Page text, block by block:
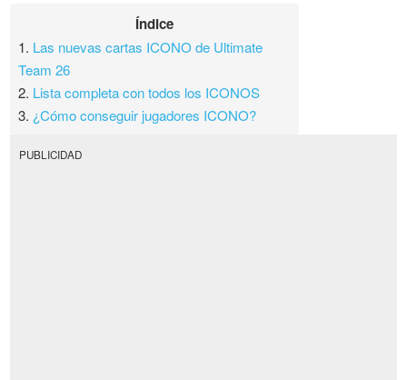
Índice
1. Las nuevas cartas ICONO de Ultimate
Team 26
2. Lista completa con todos los ICONOS
3. ¿Cómo conseguir jugadores ICONO?
PUBLICIDAD